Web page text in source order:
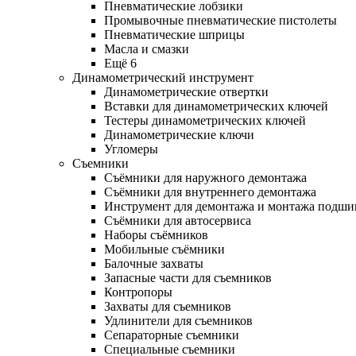
Пневматические лобзики
Промывочные пневматические пистолеты
Пневматические шприцы
Масла и смазки
Ещё 6
Динамометрический инструмент
Динамометрические отвертки
Вставки для динамометрических ключей
Тестеры динамометрических ключей
Динамометрические ключи
Угломеры
Съемники
Съёмники для наружного демонтажа
Съёмники для внутреннего демонтажа
Инструмент для демонтажа и монтажа
Съёмники для автосервиса
Наборы съёмников
Мобильные съёмники
Балочные захваты
Запасные части для съемников
Контропоры
Захваты для съемников
Удлинители для съемников
Сепараторные съемники
Специальные съемники